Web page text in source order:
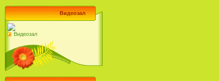
Видеозал
Видеозал